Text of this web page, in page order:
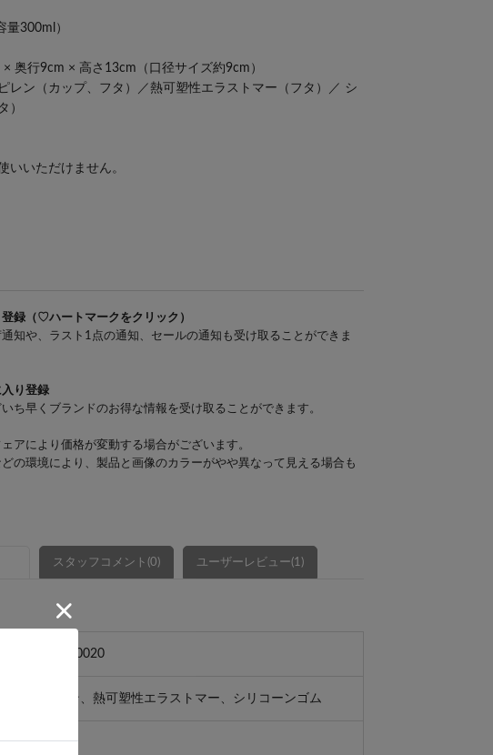
量300ml）
奥行9cm × 高さ13cm（口径サイズ約9cm）
レン（カップ、フタ）／熱可塑性エラストマー（フタ）／ シ
）
いいただけません。
録（♡ハートマークをクリック）
知や、ラスト1点の通知、セールの通知も受け取ることができま
り登録
ち早くブランドのお得な情報を受け取ることができます。
アにより価格が変動する場合がございます。
の環境により、製品と画像のカラーがやや異なって見える場合も
スタッフコメント(0) ユーザーレビュー(1)
リプロピレン、熱可塑性エラストマー、シリコーンゴム
国